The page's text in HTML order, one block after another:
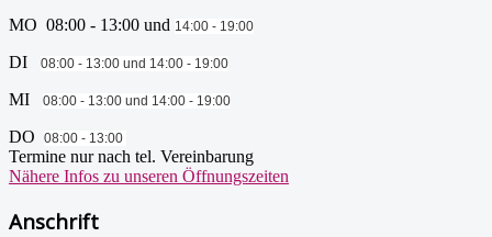
MO 08:00 - 13:00 und 14:00 - 19:00
DI 08:00 - 13:00 und 14:00 - 19:00
MI 08:00 - 13:00 und 14:00 - 19:00
DO 08:00 - 13:00
Termine nur nach tel. Vereinbarung
Nähere Infos zu unseren Öffnungszeiten
Anschrift